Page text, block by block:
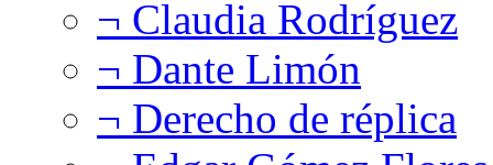
¬ Claudia Rodríguez
¬ Dante Limón
¬ Derecho de réplica